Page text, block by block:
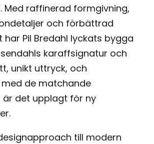
Med raffinerad formgivning,
och förbättrad
har Pil Bredahl lyckats bygga
karaffsignatur och
unikt uttryck, och
de matchande
är det upplagt för ny
till modern